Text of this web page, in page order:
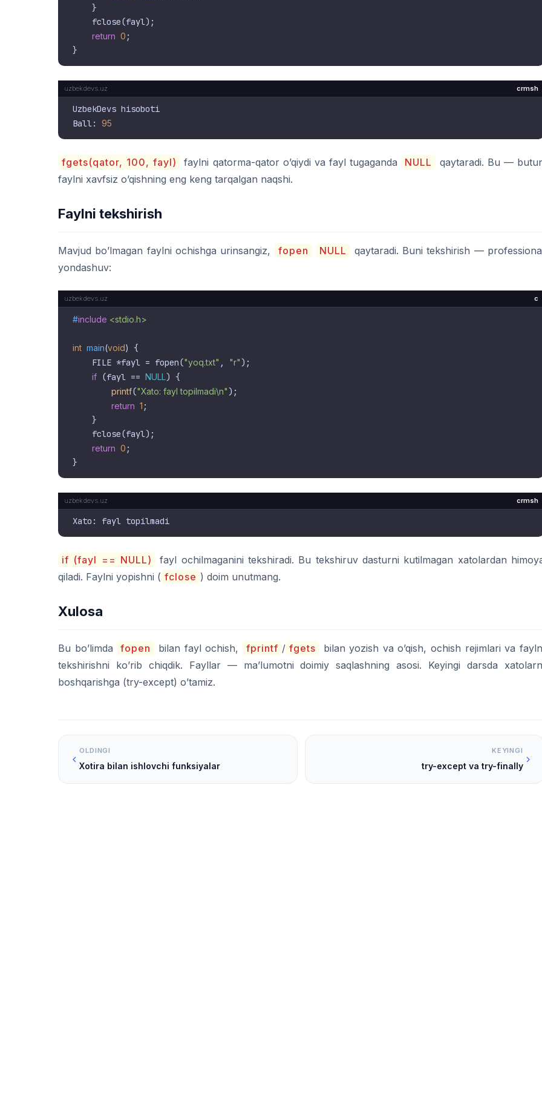
    }
    fclose(fayl);
return 0 ;
crmsh
UzbekDevs hisoboti
Ball: 95
fgets(qator, 100, fayl) faylni qatorma-qator o’qiydi va fayl tugaganda NULL
qaytaradi. Bu —
faylni xavfsiz o’qishning eng keng tarqalgan naqshi.
Faylni tekshirish
Mavjud bo’lmagan faylni ochishga urinsangiz, fopen NULL
qaytaradi. Buni tekshirish —
yondashuv:
c
#include <stdio.h>
int main(void) {
    FILE *fayl = fopen(
"yoq.txt" , "r");
if (fayl == NULL) {
printf("Xato: fayl topilmadi\n");
return 1 ;
    }
    fclose(fayl);
return 0 ;
crmsh
if (fayl == NULL)
fayl ochilmaganini tekshiradi. Bu tekshiruv dasturni kutilmagan xatolardan
qiladi. Faylni yopishni ( fclose ) doim unutmang.
Xulosa
Bu bo’limda fopen bilan fayl ochish, fprintf / fgets
bilan yozish va o’qish, ochish rejimlari va
tekshirishni ko’rib chiqdik. Fayllar — ma’lumotni doimiy saqlashning asosi. Keyingi darsda
boshqarishga (try-except) o’tamiz.
OLDINGI
Xotira bilan ishlovchi funksiyalar
KEYINGI
try-except va try-finally